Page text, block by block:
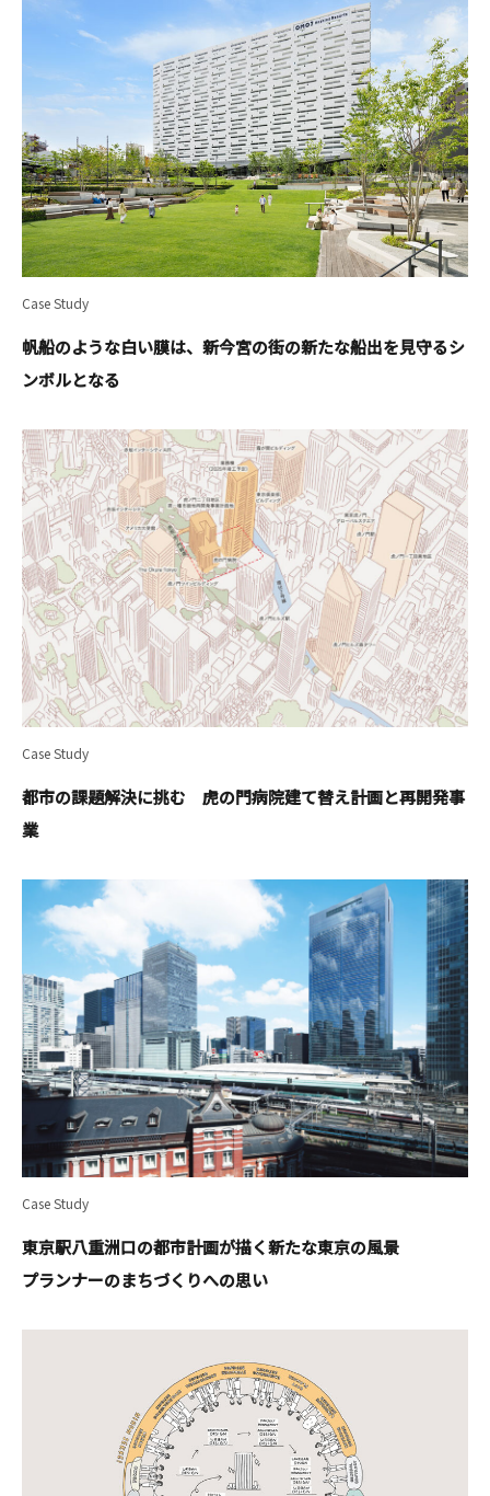
Case Study
帆船のような白い膜は、新今宮の街の新たな船出を見守るシ
ンボルとなる
Case Study
都市の課題解決に挑む 虎の門病院建て替え計画と再開発事
業
Case Study
東京駅八重洲口の都市計画が描く新たな東京の風景
プランナーのまちづくりへの思い